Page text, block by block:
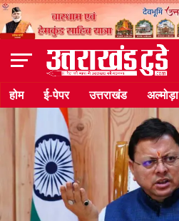
होम ई-पेपर उत्तराखंड अल्मोड़ा